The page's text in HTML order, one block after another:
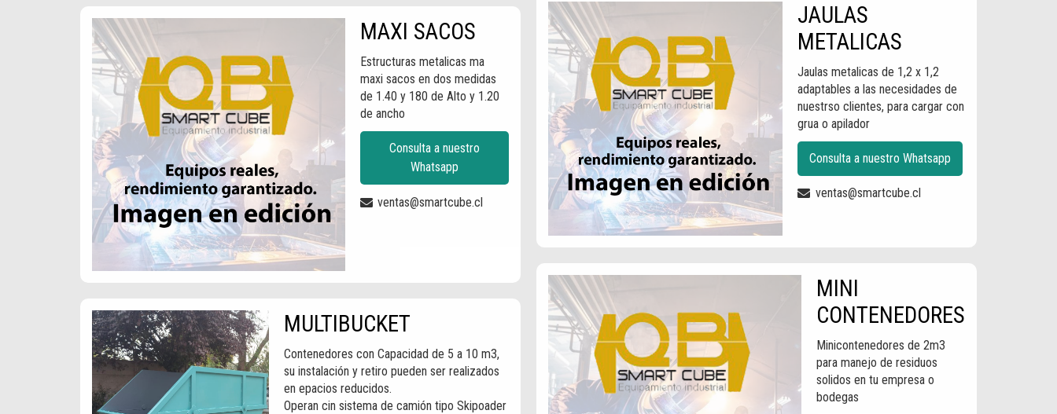
JAULAS
METALICAS
Jaulas metalicas de 1,2 x 1,2
adaptables a las necesidades de
nuestrso clientes, para cargar con
grua o apilador
Consulta a nuestro Whatsapp
ventas@smartcube.cl
MAXI SACOS
Estructuras metalicas ma
maxi sacos en dos medidas
de 1.40 y 180 de Alto y 1.20
de ancho
Consulta a nuestro
Whatsapp
ventas@smartcube.cl
MINI
CONTENEDORES
Minicontenedores de 2m3
para manejo de residuos
solidos en tu empresa o
bodegas
MULTIBUCKET
Contenedores con Capacidad de 5 a 10 m3,
su instalación y retiro pueden ser realizados
en epacios reducidos.
Operan cin sistema de camión tipo Skipoader